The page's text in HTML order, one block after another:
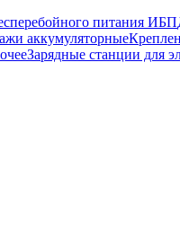
питания ИБП
аккумуляторные
Зарядные станции для